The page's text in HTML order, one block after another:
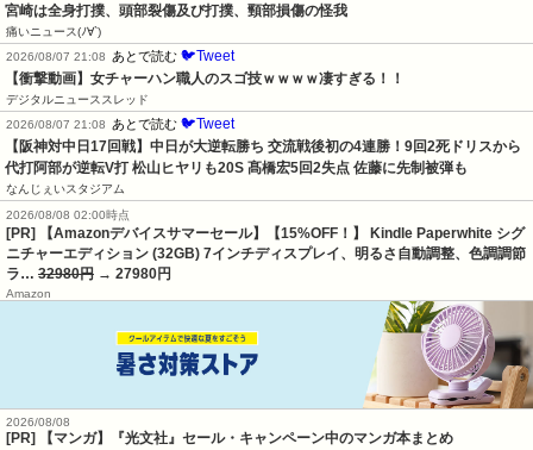
宮崎は全身打撲、頭部裂傷及び打撲、頸部損傷の怪我
痛いニュース(ﾉ∀`)
2026/08/07 21:08
あとで読む 🐦Tweet
【衝撃動画】女チャーハン職人のスゴ技ｗｗｗｗ凄すぎる！！
デジタルニューススレッド
2026/08/07 21:08
あとで読む 🐦Tweet
【阪神対中日17回戦】中日が大逆転勝ち 交流戦後初の4連勝！9回2死ドリスから
代打阿部が逆転V打 松山ヒヤリも20S 髙橋宏5回2失点 佐藤に先制被弾も
なんじぇいスタジアム
2026/08/08 02:00時点
[PR] 【Amazonデバイスサマーセール】【15%OFF！】 Kindle Paperwhite シグ
ニチャーエディション (32GB) 7インチディスプレイ、明るさ自動調整、色調調節
ラ… 32980円 → 27980円
Amazon
2026/08/08
[PR] 【マンガ】『光文社』セール・キャンペーン中のマンガ本まとめ